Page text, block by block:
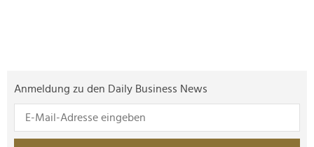
Anmeldung zu den Daily Business News